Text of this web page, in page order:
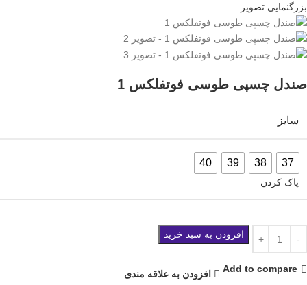
بزرگنمایی تصویر
صندل چسپی طوسی فوتفلکس 1
سایز
37
38
39
40
پاک کردن
افزودن به سبد خرید
Add to compare افزودن به علاقه مندی